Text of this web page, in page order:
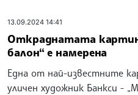
13.09.2024 14:41
Откраднатата
балон“ е намерена
Една от най-известните
уличен художник Банкси -